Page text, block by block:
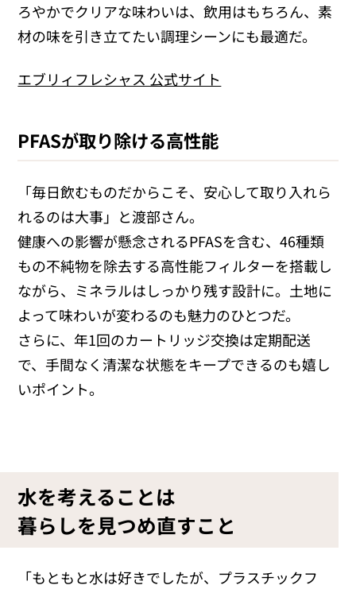
ろやかでクリアな味わいは、飲用はもちろん、素
材の味を引き立てたい調理シーンにも最適だ。
エブリィフレシャス 公式サイト
PFASが取り除ける高性能
「毎日飲むものだからこそ、安心して取り入れら
れるのは大事」と渡部さん。
健康への影響が懸念されるPFASを含む、46種類
もの不純物を除去する高性能フィルターを搭載し
ながら、ミネラルはしっかり残す設計に。土地に
よって味わいが変わるのも魅力のひとつだ。
さらに、年1回のカートリッジ交換は定期配送
で、手間なく清潔な状態をキープできるのも嬉し
いポイント。
水を考えることは
暮らしを見つめ直すこと
「もともと水は好きでしたが、プラスチックフ